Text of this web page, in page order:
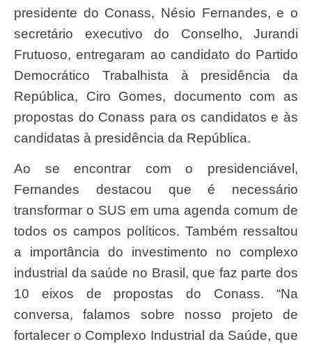
presidente do Conass, Nésio Fernandes, e o
secretário executivo do Conselho, Jurandi
Frutuoso, entregaram ao candidato do Partido
Democrático Trabalhista à presidência da
República, Ciro Gomes, documento com as
propostas do Conass para os candidatos e às
candidatas à presidência da República.
Ao se encontrar com o presidenciável,
Fernandes destacou que é necessário
transformar o SUS em uma agenda comum de
todos os campos políticos. Também ressaltou
a importância do investimento no complexo
industrial da saúde no Brasil, que faz parte dos
10 eixos de propostas do Conass. “Na
conversa, falamos sobre nosso projeto de
fortalecer o Complexo Industrial da Saúde, que